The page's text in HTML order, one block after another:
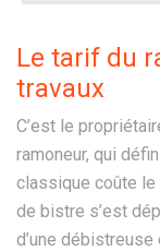
Le tarif du
travaux
C’est le
ramoneur, qui
classique coûte le
de bistre s’est
d’une